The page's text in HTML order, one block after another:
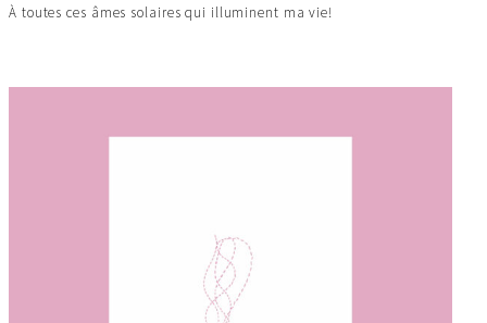
À toutes ces âmes solaires qui illuminent ma vie!